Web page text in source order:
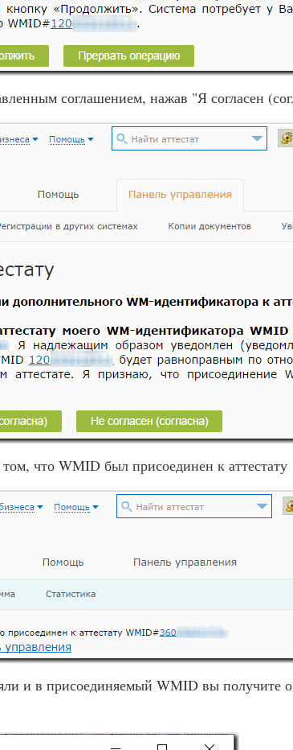
соглашением, нажав "Я согласен
что WMID был присоединен к аттестату
и в присоединяемый WMID вы получите